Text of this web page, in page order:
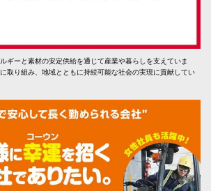
ギーと素材の安定供給を通じて産業や暮らしを支えていま
取り組み、地域とともに持続可能な社会の実現に貢献してい